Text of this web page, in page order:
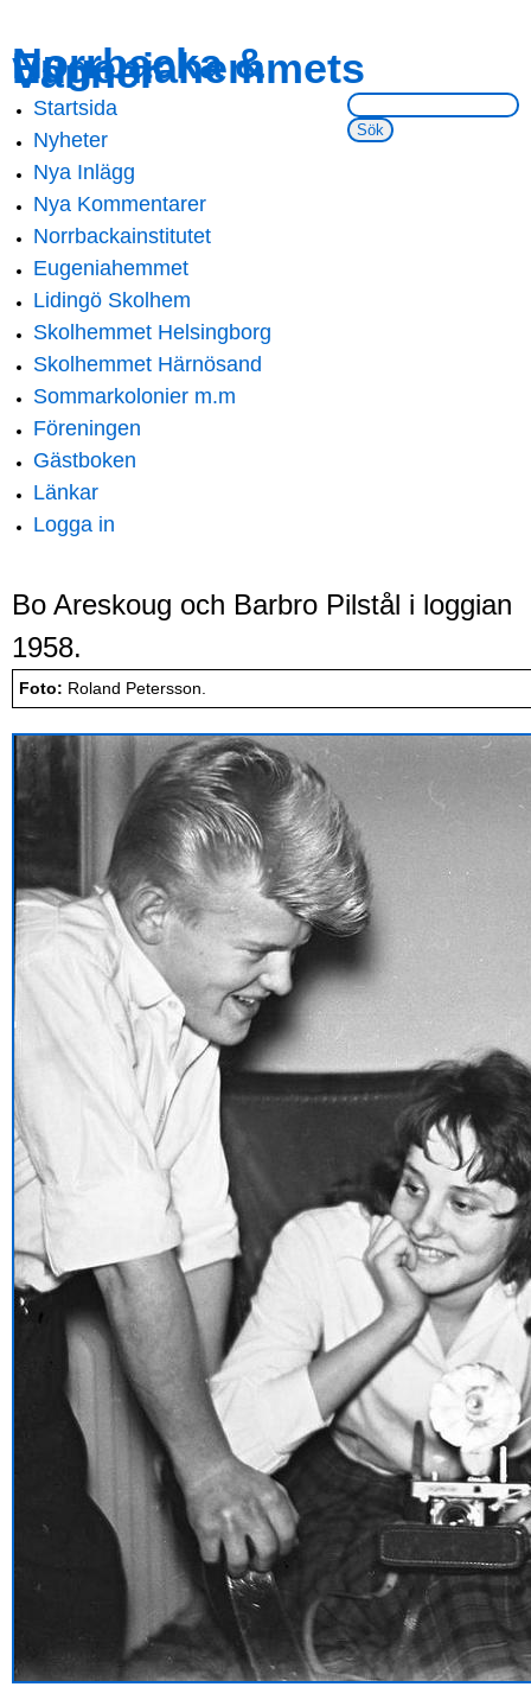
main
content
navigation
Norrbacka &
Eugeniahemmets
Vänner
Sök på webbsidan:
Main menu
Startsida
Nyheter
Nya Inlägg
Nya Kommentarer
Norrbackainstitutet
Eugeniahemmet
Lidingö Skolhem
Skolhemmet Helsingborg
Skolhemmet Härnösand
Sommarkolonier m.m
Föreningen
Gästboken
Länkar
Logga in
Bo Areskoug och Barbro Pilstål i loggian
1958.
Foto: Roland Petersson.